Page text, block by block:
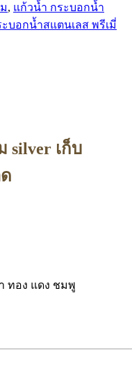
, แก้วน้ำ กระบอกน้ำ
บอกน้ำสแตนเลส พรีเมี่
silver เก็บ
ทอง แดง ชมพู